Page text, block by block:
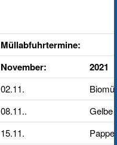
Müllabfuhrtermine:
November:
2021
02.11.
08.11..
Gelbe
15.11.